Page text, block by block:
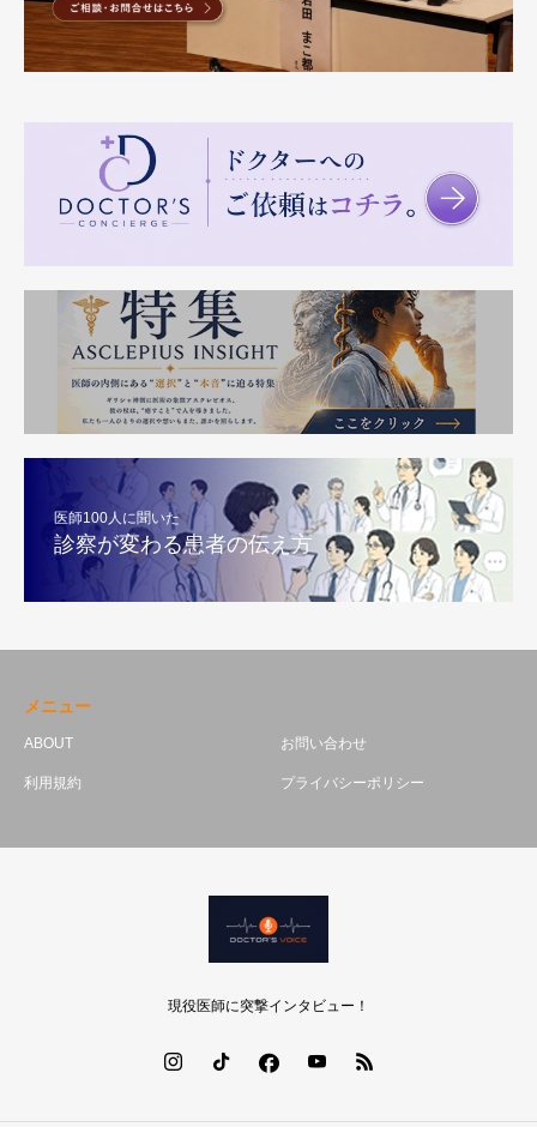
医師100人に聞いた
診察が変わる患者の伝え方
メニュー
ABOUT お問い合わせ
利用規約 プライバシーポリシー
現役医師に突撃インタビュー！